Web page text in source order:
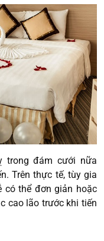
trong đám cưới nữa
Trên thực tế, tùy gia
có thể đơn giản hoặc
cao lão trước khi tiến